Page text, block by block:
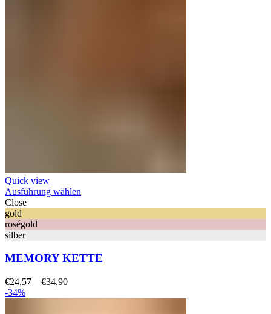
Quick view
Ausführung wählen
Close
gold
roségold
silber
MEMORY KETTE
€24,57 – €34,90Preisspanne:
-34%